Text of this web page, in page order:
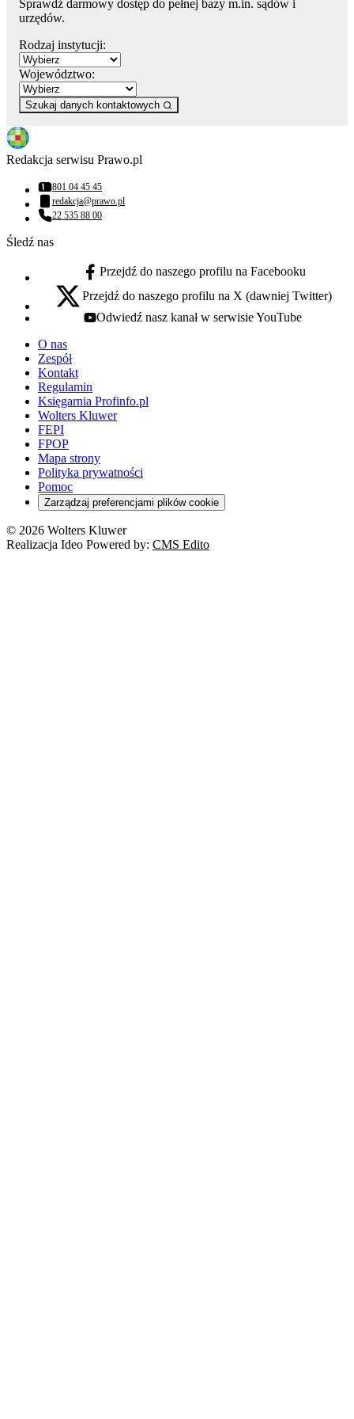
Sprawdź darmowy dostęp do pełnej bazy m.in. sądów i
urzędów.
Rodzaj instytucji:
Województwo:
Szukaj danych kontaktowych
Redakcja serwisu Prawo.pl
Numer telefonu:
801 04 45 45
Adres email:
redakcja@prawo.pl
Numer telefonu:
22 535 88 00
Śledź nas
facebook - otwiera się w nowej karcie
Przejdź do naszego profilu na Facebooku
x - otwiera się w nowej karcie
Przejdź do naszego profilu na X (dawniej Twitter)
youtube - otwiera się w nowej karcie
Odwiedź nasz kanał w serwisie YouTube
O nas
Zespół
Kontakt
Regulamin
Księgarnia Profinfo.pl
Wolters Kluwer
FEPI
FPOP
Mapa strony
Polityka prywatności
Pomoc
Zarządzaj preferencjami plików cookie
© 2026 Wolters Kluwer
Realizacja Ideo Powered by: CMS Edito